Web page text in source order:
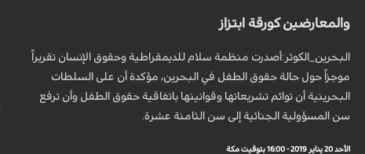
والمعارضين كورقة ابتزاز
البحرين_الكوثر:أصدرت منظمة سلام للديمقراطية وحقوق الإنسان تقريراً
موجزاً حول حالة حقوق الطفل في البحرين، مؤكدة أن على السلطات
البحرينية أن توائم تشريعاتها وقوانينها باتفاقية حقوق الطفل وأن ترفع
سن المسؤولية الجنائية إلى سن الثامنة عشرة.
الأحد 20 يناير 2019 - 16:00 بتوقيت مكة